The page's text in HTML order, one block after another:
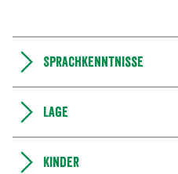
Sprachkenntnisse
Lage
Kinder